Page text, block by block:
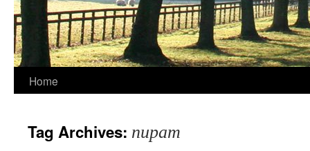
Skip
content
Home
Tag Archives: пират